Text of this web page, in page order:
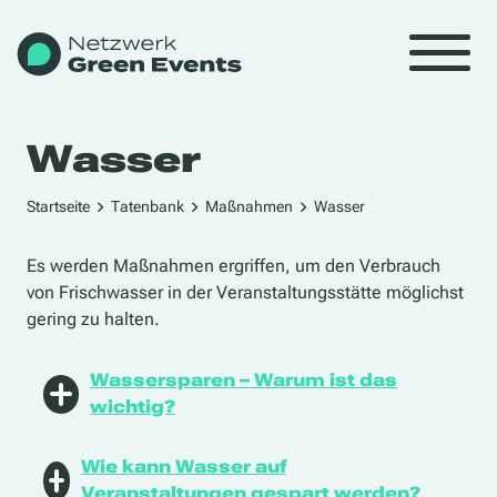
Wasser
Startseite Tatenbank Maßnahmen Wasser
Es werden Maßnahmen ergriffen, um den Verbrauch
von Frischwasser in der Veranstaltungsstätte möglichst
gering zu halten.
Wassersparen – Warum ist das
wichtig?
Studie des BUNDvon 2025 verbrauchen die
Wie kann Wasser auf